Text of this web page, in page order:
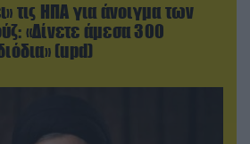
τις ΗΠΑ για άνοιγμα των
«Δίνετε άμεσα 300
(upd)